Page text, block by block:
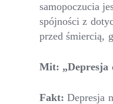
samopoczucia
spójności z
przed śmiercią,
Mit: „Depresja
Fakt: Depresja